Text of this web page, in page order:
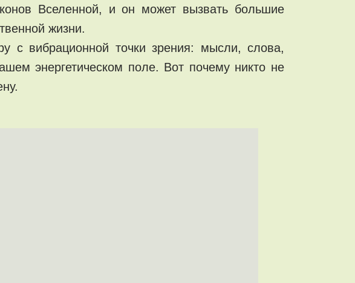
Вселенной, и он может вызвать большие
жизни.
с вибрационной точки зрения: мысли, слова,
энергетическом поле. Вот почему никто не